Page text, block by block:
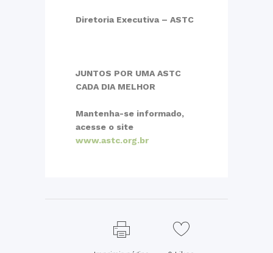
Diretoria Executiva – ASTC
JUNTOS POR UMA ASTC
CADA DIA MELHOR
Mantenha-se informado,
acesse o site
www.astc.org.br